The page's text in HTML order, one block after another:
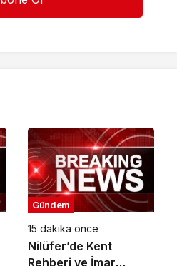
Gündem
15 dakika önce
Nilüfer’de Kent
Rehberi ve İmar